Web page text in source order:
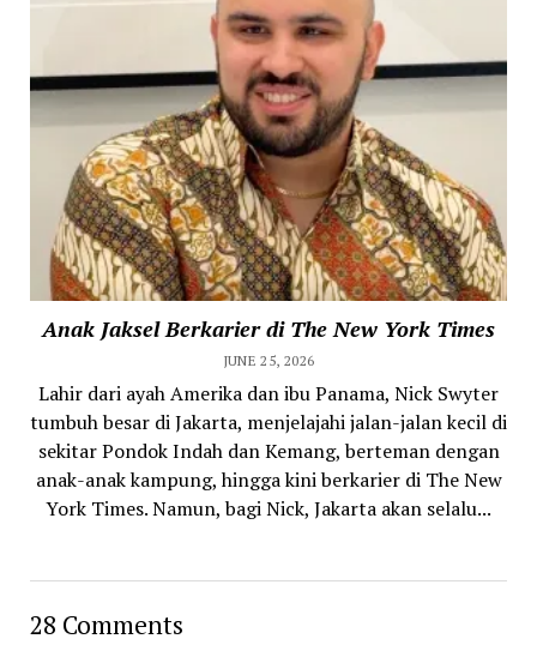
Anak Jaksel Berkarier di The New York Times
JUNE 25, 2026
Lahir dari ayah Amerika dan ibu Panama, Nick Swyter
tumbuh besar di Jakarta, menjelajahi jalan-jalan kecil di
sekitar Pondok Indah dan Kemang, berteman dengan
anak-anak kampung, hingga kini berkarier di The New
York Times. Namun, bagi Nick, Jakarta akan selalu...
28 Comments